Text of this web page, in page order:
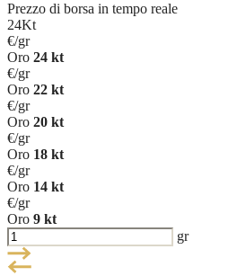
Prezzo di borsa in tempo reale
24Kt
€/gr
Oro 24 kt
€/gr
Oro 22 kt
€/gr
Oro 20 kt
€/gr
Oro 18 kt
€/gr
Oro 14 kt
€/gr
Oro 9 kt
gr